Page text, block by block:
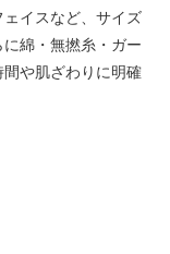
イスなど、サイズ
綿・無撚糸・ガー
や肌ざわりに明確